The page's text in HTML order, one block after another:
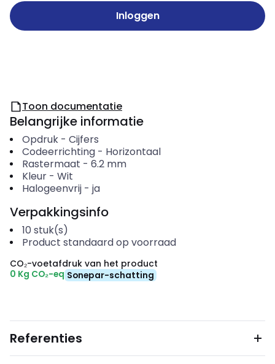
Inloggen
Toon documentatie
Belangrijke informatie
Opdruk- Cijfers
Codeerrichting- Horizontaal
Rastermaat - 6.2 mm
Kleur- Wit
Halogeenvrij- ja
Verpakkingsinfo
10 stuk(s)
Product standaard op voorraad
CO₂-voetafdruk van het product
0 Kg CO₂-eq Sonepar-schatting
Referenties